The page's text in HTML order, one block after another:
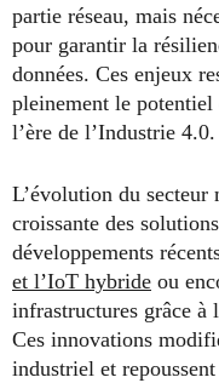
partie réseau, mais
pour garantir la
données. Ces enjeux
pleinement le
l’ère de l’Industrie 4.0.
L’évolution du secteur
croissante des
développements
et l’IoT hybride ou
infrastructures grâce à
Ces innovations
industriel et